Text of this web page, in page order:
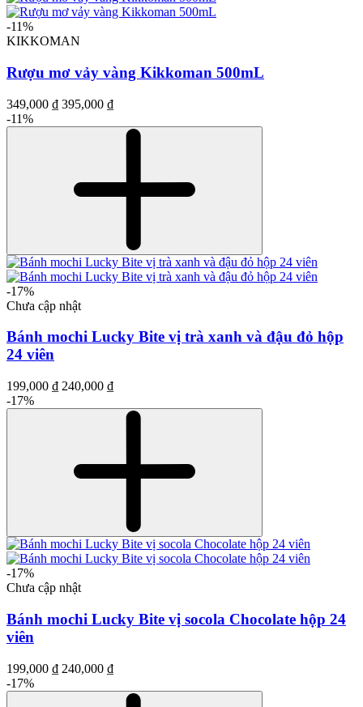
-11%
KIKKOMAN
Rượu mơ vảy vàng Kikkoman 500mL
349,000 ₫ 395,000 ₫
-11%
-17%
Chưa cập nhật
Bánh mochi Lucky Bite vị trà xanh và đậu đỏ hộp
24 viên
199,000 ₫ 240,000 ₫
-17%
-17%
Chưa cập nhật
Bánh mochi Lucky Bite vị socola Chocolate hộp 24
viên
199,000 ₫ 240,000 ₫
-17%